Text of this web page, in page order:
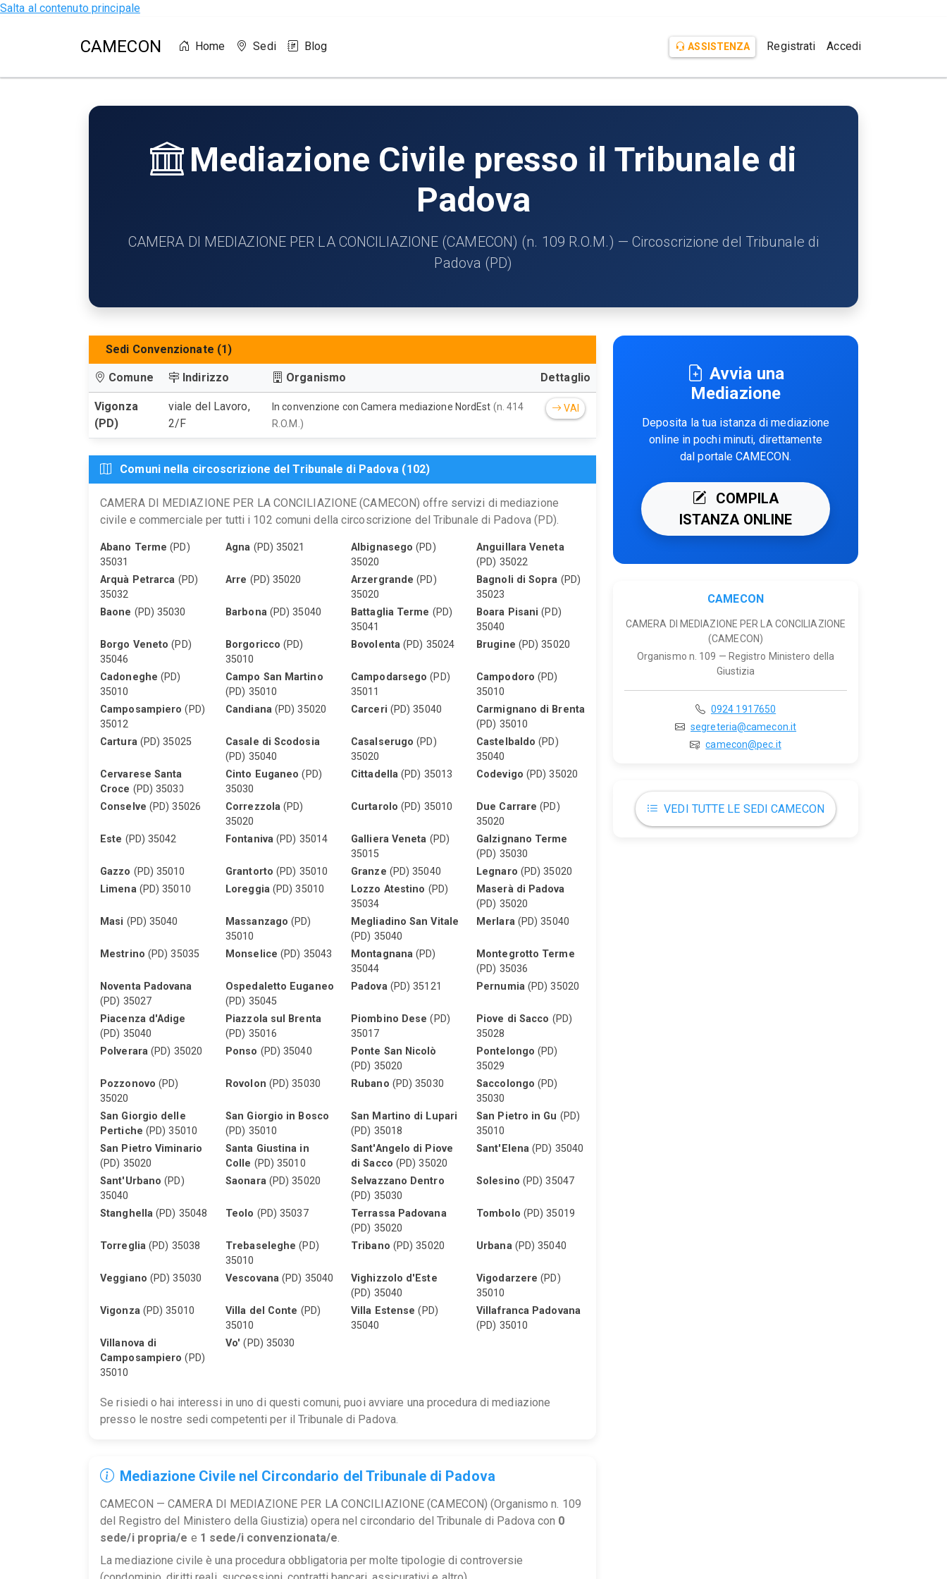
Salta al contenuto principale
CAMECON Home Sedi Blog ASSISTENZA Registrati Accedi
Mediazione Civile presso il Tribunale di
Padova
CAMERA DI MEDIAZIONE PER LA CONCILIAZIONE (CAMECON) (n. 109 R.O.M.) — Circoscrizione del Tribunale di
Padova (PD)
Sedi Convenzionate (1)
Comune Indirizzo Organismo Dettaglio
Vigonza
(PD)
viale del Lavoro,
2/F
In convenzione con Camera mediazione NordEst (n. 414
R.O.M.)
VAI
Comuni nella circoscrizione del Tribunale di Padova (102)
CAMERA DI MEDIAZIONE PER LA CONCILIAZIONE (CAMECON) offre servizi di mediazione
civile e commerciale per tutti i 102 comuni della circoscrizione del Tribunale di Padova (PD).
Abano Terme (PD)
35031
Agna (PD) 35021 Albignasego (PD)
35020
Anguillara Veneta
(PD) 35022
Arquà Petrarca (PD)
35032
Arre (PD) 35020 Arzergrande (PD)
35020
Bagnoli di Sopra (PD)
35023
Baone (PD) 35030 Barbona(PD) 35040 Battaglia Terme (PD)
35041
Boara Pisani (PD)
35040
Borgo Veneto (PD)
35046
Borgoricco (PD)
35010
Bovolenta(PD) 35024 Brugine (PD) 35020
Cadoneghe (PD)
35010
Campo San Martino
(PD) 35010
Campodarsego (PD)
35011
Campodoro (PD)
35010
Camposampiero (PD)
35012
Candiana(PD) 35020 Carceri (PD) 35040
Carmignano di Brenta
(PD) 35010
Cartura(PD) 35025
Casale di Scodosia
(PD) 35040
Casalserugo (PD)
35020
Castelbaldo (PD)
35040
Cervarese Santa
Croce (PD) 35030
Cinto Euganeo (PD)
35030
Cittadella (PD) 35013 Codevigo (PD) 35020
Conselve (PD) 35026 Correzzola (PD)
35020
Curtarolo (PD) 35010 Due Carrare (PD)
35020
Este (PD) 35042 Fontaniva(PD) 35014 Galliera Veneta (PD)
35015
Galzignano Terme
(PD) 35030
Gazzo (PD) 35010 Grantorto (PD) 35010 Granze (PD) 35040 Legnaro (PD) 35020
Limena(PD) 35010 Loreggia(PD) 35010 Lozzo Atestino (PD)
35034
Maserà di Padova
(PD) 35020
Masi (PD) 35040 Massanzago (PD)
35010
Megliadino San Vitale
(PD) 35040
Merlara(PD) 35040
Mestrino (PD) 35035 Monselice (PD) 35043 Montagnana (PD)
35044
Montegrotto Terme
(PD) 35036
Noventa Padovana
(PD) 35027
Ospedaletto Euganeo
(PD) 35045
Padova(PD) 35121 Pernumia(PD) 35020
Piacenza d'Adige
(PD) 35040
Piazzola sul Brenta
(PD) 35016
Piombino Dese (PD)
35017
Piove di Sacco (PD)
35028
Polverara(PD) 35020 Ponso (PD) 35040
Ponte San Nicolò
(PD) 35020
Pontelongo (PD)
35029
Pozzonovo (PD)
35020
Rovolon (PD) 35030 Rubano (PD) 35030 Saccolongo (PD)
35030
San Giorgio delle
Pertiche (PD) 35010
San Giorgio in Bosco
(PD) 35010
San Martino di Lupari
(PD) 35018
San Pietro in Gu (PD)
35010
San Pietro Viminario
(PD) 35020
Santa Giustina in
Colle (PD) 35010
Sant'Angelo di Piove
di Sacco (PD) 35020
Sant'Elena (PD) 35040
Sant'Urbano (PD)
35040
Saonara(PD) 35020
Selvazzano Dentro
(PD) 35030
Solesino (PD) 35047
Stanghella (PD) 35048 Teolo (PD) 35037
Terrassa Padovana
(PD) 35020
Tombolo (PD) 35019
Torreglia(PD) 35038 Trebaseleghe (PD)
35010
Tribano (PD) 35020 Urbana(PD) 35040
Veggiano (PD) 35030 Vescovana(PD) 35040
Vighizzolo d'Este
(PD) 35040
Vigodarzere (PD)
35010
Vigonza(PD) 35010 Villa del Conte (PD)
35010
Villa Estense (PD)
35040
Villafranca Padovana
(PD) 35010
Villanova di
Camposampiero (PD)
35010
Vo' (PD) 35030
Se risiedi o hai interessi in uno di questi comuni, puoi avviare una procedura di mediazione
presso le nostre sedi competenti per il Tribunale di Padova.
Mediazione Civile nel Circondario del Tribunale di Padova
CAMECON — CAMERA DI MEDIAZIONE PER LA CONCILIAZIONE (CAMECON) (Organismo n. 109
del Registro del Ministero della Giustizia) opera nel circondario del Tribunale di Padova con 0
sede/i propria/e e 1 sede/i convenzionata/e
La mediazione civile è una procedura obbligatoria per molte tipologie di controversie
Avvia una
Mediazione
Deposita la tua istanza di mediazione
online in pochi minuti, direttamente
dal portale CAMECON.
COMPILA
ISTANZA ONLINE
CAMECON
CAMERA DI MEDIAZIONE PER LA CONCILIAZIONE
(CAMECON)
Organismo n. 109 — Registro Ministero della
Giustizia
0924 1917650
segreteria@camecon.it
camecon@pec.it
VEDI TUTTE LE SEDI CAMECON